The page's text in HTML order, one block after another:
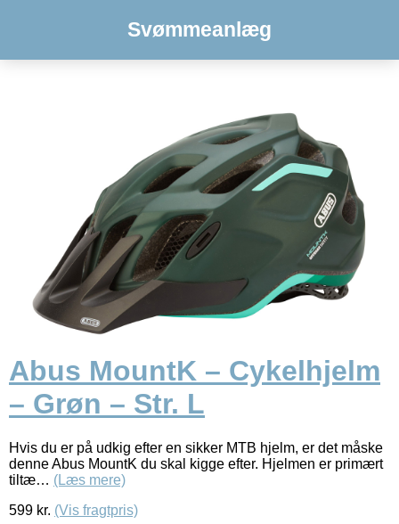
Svømmeanlæg
Abus MountK – Cykelhjelm
– Grøn – Str. L
Hvis du er på udkig efter en sikker MTB hjelm, er det måske
denne Abus MountK du skal kigge efter. Hjelmen er primært
tiltæ… (Læs mere)
599 kr. (Vis fragtpris)